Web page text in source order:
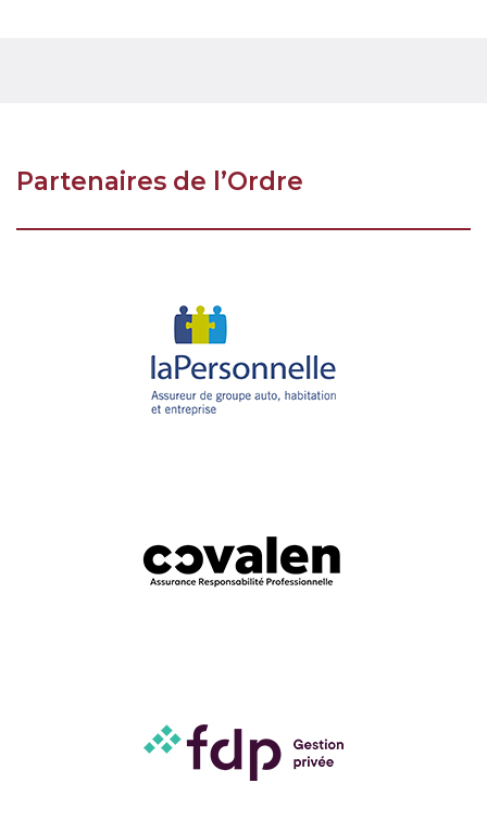
Partenaires de l’Ordre